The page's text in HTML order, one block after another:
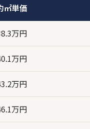
㎡単価
万円
万円
万円
万円